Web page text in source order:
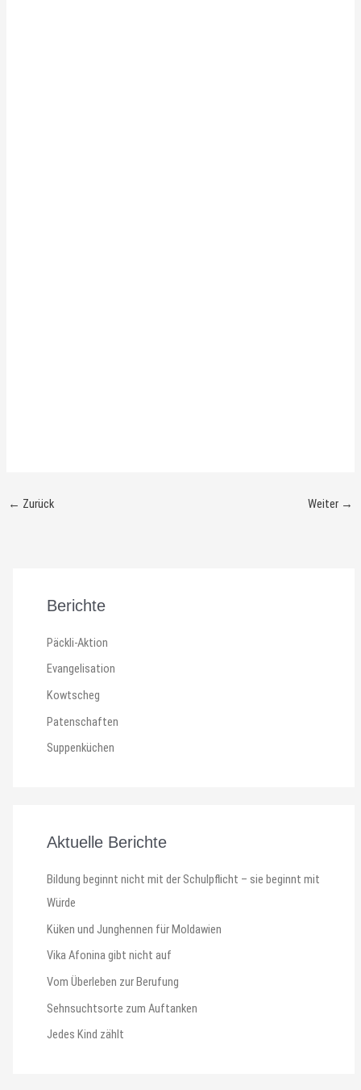
← Zurück Weiter →
Berichte
Päckli-Aktion
Evangelisation
Kowtscheg
Patenschaften
Suppenküchen
Aktuelle Berichte
Bildung beginnt nicht mit der Schulpflicht – sie beginnt mit
Würde
Küken und Junghennen für Moldawien
Vika Afonina gibt nicht auf
Vom Überleben zur Berufung
Sehnsuchtsorte zum Auftanken
Jedes Kind zählt